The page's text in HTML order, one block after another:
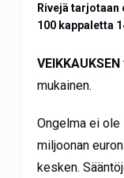
Rivejä
100 kappaletta
VEIKKAUKSEN
mukainen.
Ongelma ei
miljoonan
kesken.